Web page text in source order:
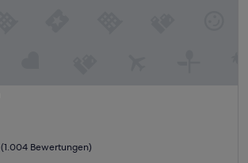
(1.004 Bewertungen)